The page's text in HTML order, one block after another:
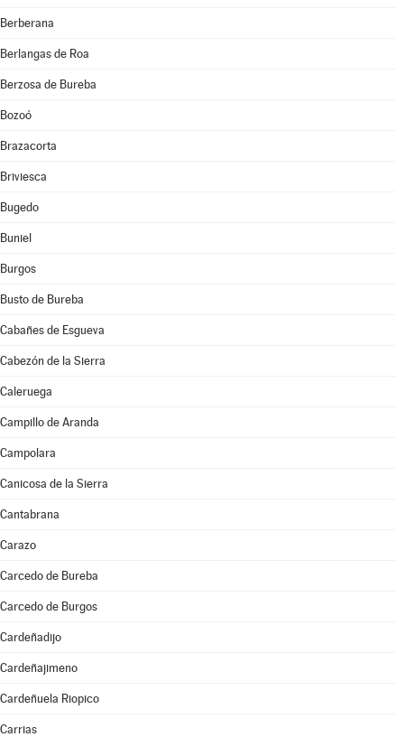
Berberana
Berlangas de Roa
Berzosa de Bureba
Bozoó
Brazacorta
Briviesca
Bugedo
Buniel
Burgos
Busto de Bureba
Cabañes de Esgueva
Cabezón de la Sierra
Caleruega
Campillo de Aranda
Campolara
Canicosa de la Sierra
Cantabrana
Carazo
Carcedo de Bureba
Carcedo de Burgos
Cardeñadijo
Cardeñajimeno
Cardeñuela Riopico
Carrias